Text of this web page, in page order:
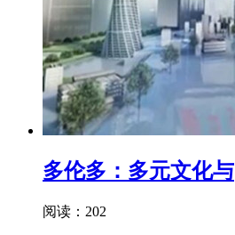
多伦多：多元文化与
阅读：202